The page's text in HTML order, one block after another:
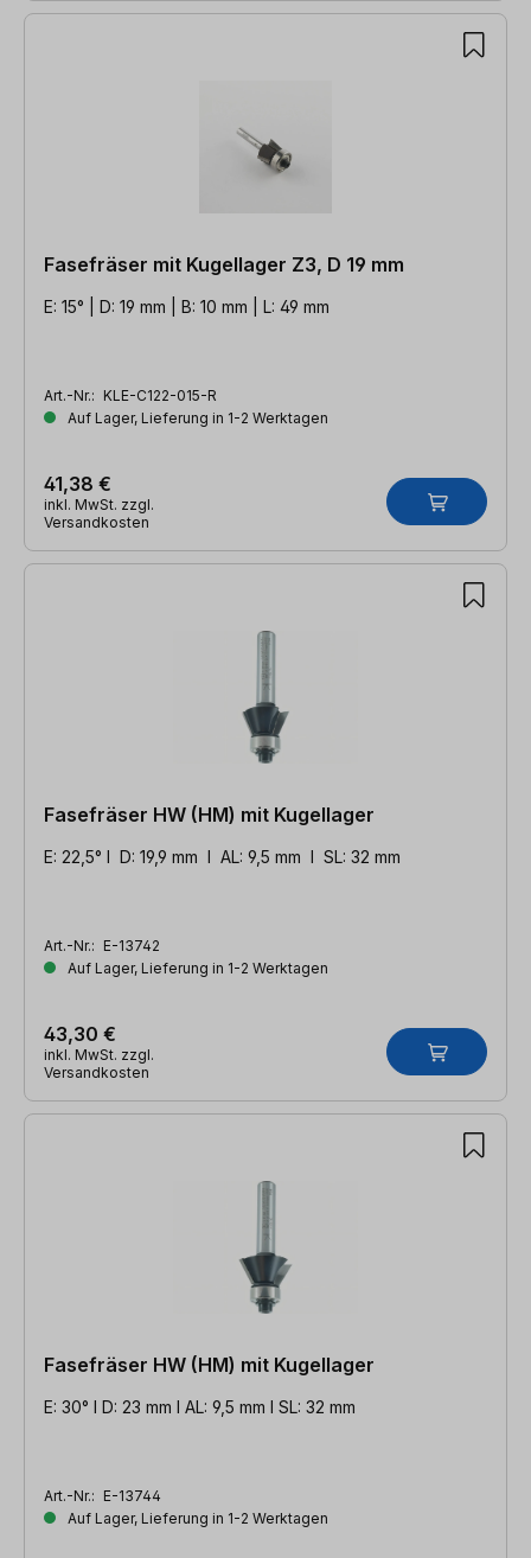
Fasefräser mit Kugellager Z3, D 19 mm
E: 15° | D: 19 mm | B: 10 mm | L: 49 mm
Art.-Nr.: KLE-C122-015-R
Auf Lager, Lieferung in 1-2 Werktagen
41,38 €
inkl. MwSt. zzgl.
Versandkosten
Fasefräser HW (HM) mit Kugellager
E: 22,5° l D: 19,9 mm l AL: 9,5 mm l SL: 32 mm
Art.-Nr.: E-13742
Auf Lager, Lieferung in 1-2 Werktagen
43,30 €
inkl. MwSt. zzgl.
Versandkosten
Fasefräser HW (HM) mit Kugellager
E: 30° l D: 23 mm l AL: 9,5 mm l SL: 32 mm
Art.-Nr.: E-13744
Auf Lager, Lieferung in 1-2 Werktagen